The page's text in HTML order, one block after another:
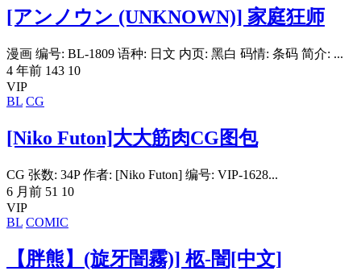
[アンノウン (UNKNOWN)] 家庭狂师
漫画 编号: BL-1809 语种: 日文 内页: 黑白 码情: 条码 简介: ...
4 年前 143 10
VIP
BL CG
[Niko Futon]大大筋肉CG图包
CG 张数: 34P 作者: [Niko Futon] 编号: VIP-1628...
6 月前 51 10
VIP
BL COMIC
【胖熊】(旋牙闇霧)] 柩-闇[中文]